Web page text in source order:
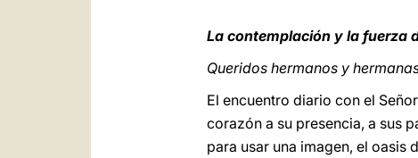
La contemplación y la fuerza
Queridos hermanos y
El encuentro diario con el
corazón a su presencia, a sus
para usar una imagen, el oasis